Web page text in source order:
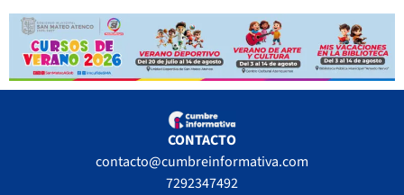
CONTACTO
contacto@cumbreinformativa.com
7292347492